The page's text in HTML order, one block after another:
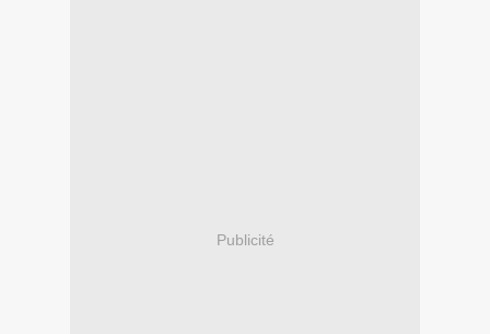
Publicité